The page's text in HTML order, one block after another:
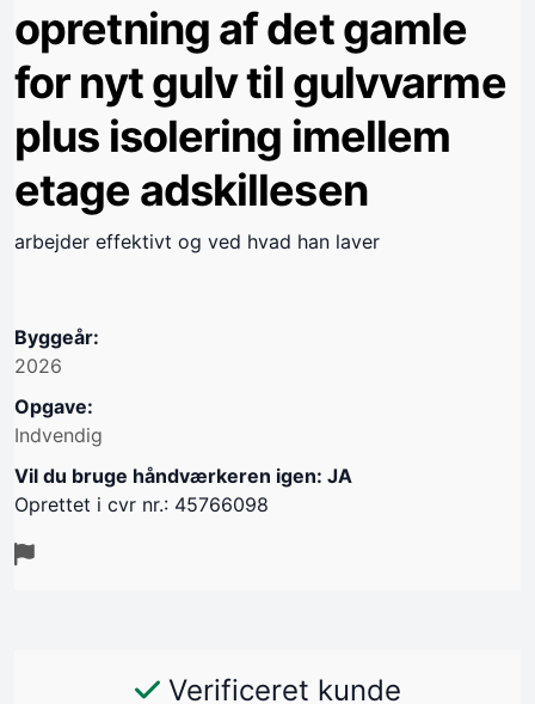
opretning af det gamle
for nyt gulv til gulvvarme
plus isolering imellem
etage adskillesen
arbejder effektivt og ved hvad han laver
Byggeår:
2026
Opgave:
Indvendig
Vil du bruge håndværkeren igen: JA
Oprettet i cvr nr.: 45766098
Verificeret kunde